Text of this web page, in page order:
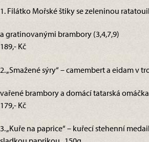
1. Filátko Mořské štiky se zeleninou
a gratinovanými brambory (3,4,7,9)
189,- Kč
2. „Smažené sýry“ – camembert a eidam v
vařené brambory a domácí tatarská omáčka
179,- Kč
3. „Kuře na paprice“ – kuřecí stehenní